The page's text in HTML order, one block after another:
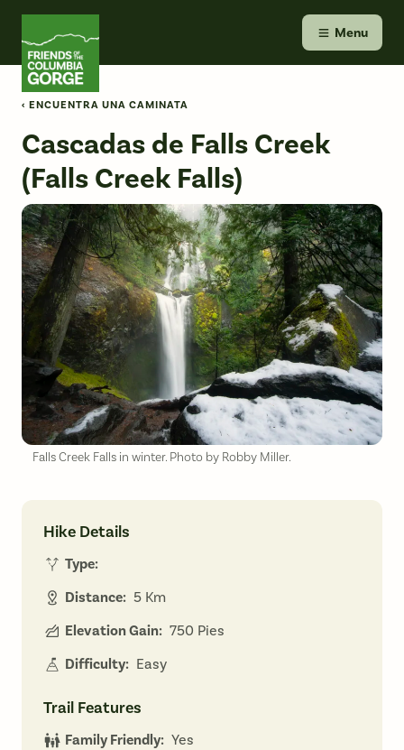
Skip
content
Menu
‹ ENCUENTRA UNA CAMINATA
Cascadas de Falls Creek
(Falls Creek Falls)
Falls Creek Falls in winter. Photo by Robby Miller.
Hike Details
Type:
Distance: 5 Km
Elevation Gain: 750 Pies
Difficulty: Easy
Trail Features
Family Friendly: Yes